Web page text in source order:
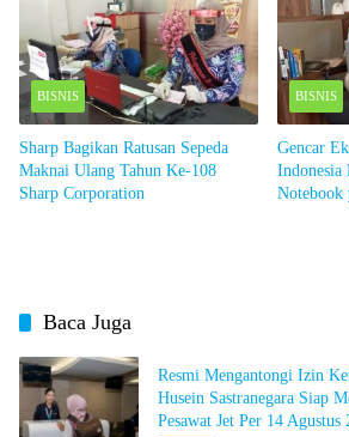
BISNIS
Sharp Bagikan Ratusan Sepeda
Maknai Ulang Tahun Ke-108
Sharp Corporation
BISNIS
Gencar
Indonesia
Notebook
Baca Juga
Resmi Mengantongi Izin
Husein Sastranegara Siap
Pesawat Jet Per 14 Agustus